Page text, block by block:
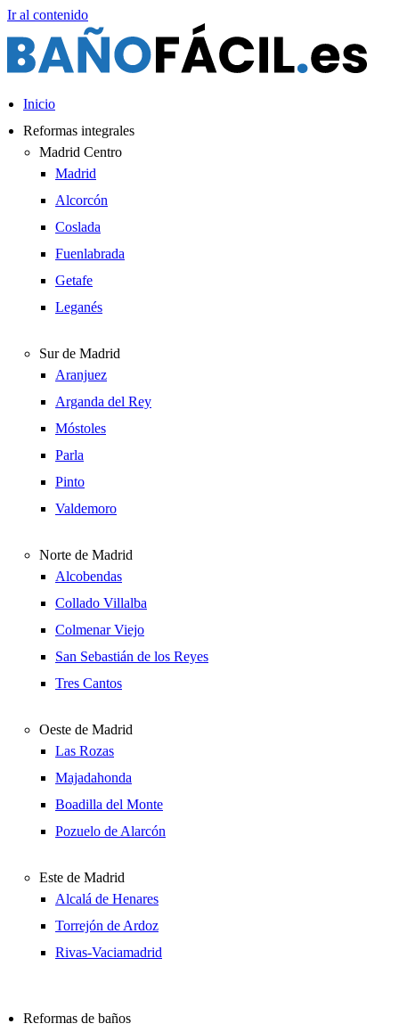
Ir al contenido
Inicio
Reformas integrales
Madrid Centro
Madrid
Alcorcón
Coslada
Fuenlabrada
Getafe
Leganés
Sur de Madrid
Aranjuez
Arganda del Rey
Móstoles
Parla
Pinto
Valdemoro
Norte de Madrid
Alcobendas
Collado Villalba
Colmenar Viejo
San Sebastián de los Reyes
Tres Cantos
Oeste de Madrid
Las Rozas
Majadahonda
Boadilla del Monte
Pozuelo de Alarcón
Este de Madrid
Alcalá de Henares
Torrejón de Ardoz
Rivas-Vaciamadrid
Reformas de baños